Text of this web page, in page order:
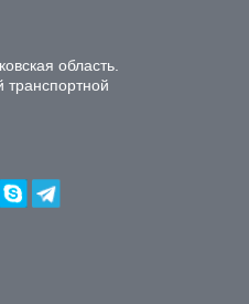
область.